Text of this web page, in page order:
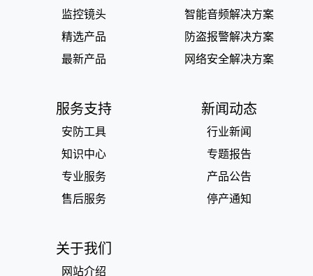
监控镜头
精选产品
最新产品
智能音频解决方案
防盗报警解决方案
网络安全解决方案
服务支持
安防工具
知识中心
专业服务
售后服务
新闻动态
行业新闻
专题报告
产品公告
停产通知
关于我们
网站介绍